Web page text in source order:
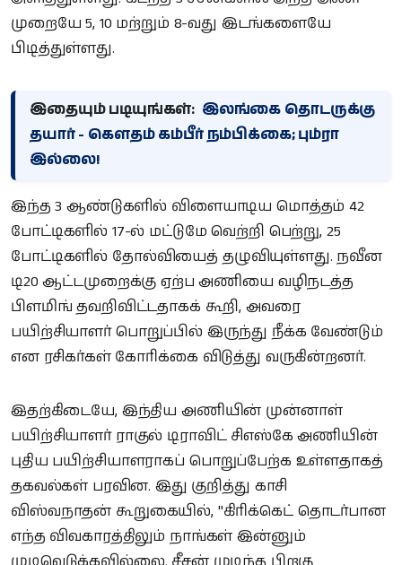
முறையே 5, 10 மற்றும் 8-வது இடங்களையே
பிடித்துள்ளது.
இதையும் படியுங்கள்: இலங்கை தொடருக்கு
தயார் - கௌதம் கம்பீர் நம்பிக்கை; பும்ரா
இல்லை!
இந்த 3 ஆண்டுகளில் விளையாடிய மொத்தம் 42
போட்டிகளில் 17-ல் மட்டுமே வெற்றி பெற்று, 25
போட்டிகளில் தோல்வியைத் தழுவியுள்ளது. நவீன
டி20 ஆட்டமுறைக்கு ஏற்ப அணியை வழிநடத்த
பிளமிங் தவறிவிட்டதாகக் கூறி, அவரை
பயிற்சியாளர் பொறுப்பில் இருந்து நீக்க வேண்டும்
என ரசிகர்கள் கோரிக்கை விடுத்து வருகின்றனர்.
இதற்கிடையே, இந்திய அணியின் முன்னாள்
பயிற்சியாளர் ராகுல் டிராவிட் சிஎஸ்கே அணியின்
புதிய பயிற்சியாளராகப் பொறுப்பேற்க உள்ளதாகத்
தகவல்கள் பரவின. இது குறித்து காசி
விஸ்வநாதன் கூறுகையில், "கிரிக்கெட் தொடர்பான
எந்த விவகாரத்திலும் நாங்கள் இன்னும்